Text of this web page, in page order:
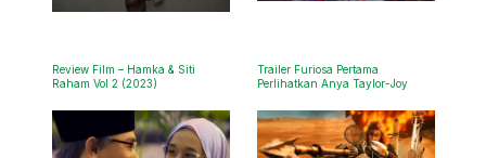
Review Film – Hamka & Siti
Raham Vol 2 (2023)
Trailer Furiosa Pertama
Perlihatkan Anya Taylor-Joy